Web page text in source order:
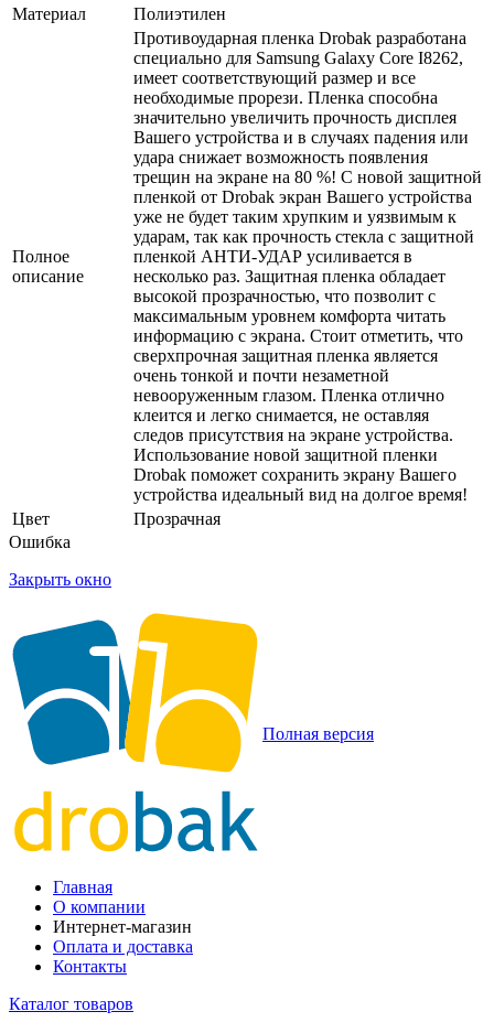
Материал
Полиэтилен
Полное
описание
Противоударная пленка Drobak разработана
специально для Samsung Galaxy Core I8262,
имеет соответствующий размер и все
необходимые прорези. Пленка способна
значительно увеличить прочность дисплея
Вашего устройства и в случаях падения или
удара снижает возможность появления
трещин на экране на 80 %! С новой защитной
пленкой от Drobak экран Вашего устройства
уже не будет таким хрупким и уязвимым к
ударам, так как прочность стекла с защитной
пленкой АНТИ-УДАР усиливается в
несколько раз. Защитная пленка обладает
высокой прозрачностью, что позволит с
максимальным уровнем комфорта читать
информацию с экрана. Стоит отметить, что
сверхпрочная защитная пленка является
очень тонкой и почти незаметной
невооруженным глазом. Пленка отлично
клеится и легко снимается, не оставляя
следов присутствия на экране устройства.
Использование новой защитной пленки
Drobak поможет сохранить экрану Вашего
устройства идеальный вид на долгое время!
Цвет
Прозрачная
Ошибка
Закрыть окно
Полная версия
Главная
О компании
Интернет-магазин
Оплата и доставка
Контакты
Каталог товаров